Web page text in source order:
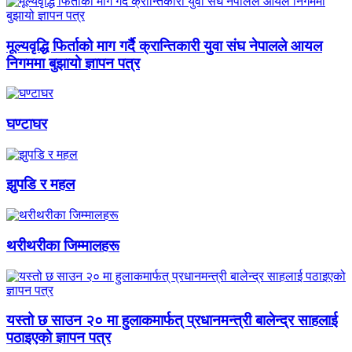
मूल्यवृद्धि फिर्ताको माग गर्दै क्रान्तिकारी युवा संघ नेपालले आयल
निगममा बुझायो ज्ञापन पत्र
घण्टाघर
झुपडि र महल
थरीथरीका जिम्मालहरू
यस्तो छ साउन २० मा हुलाकमार्फत् प्रधानमन्त्री बालेन्द्र साहलाई
पठाइएको ज्ञापन पत्र